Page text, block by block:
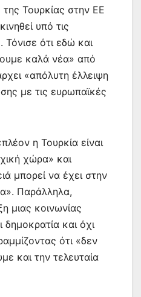
της Τουρκίας στην ΕΕ
υπό τις
ότι εδώ και
καλά νέα» από
«απόλυτη έλλειψη
με τις ευρωπαϊκές
η Τουρκία είναι
χώρα» και
μπορεί να έχει στην
Παράλληλα,
μιας κοινωνίας
δημοκρατία και όχι
ότι «δεν
και την τελευταία